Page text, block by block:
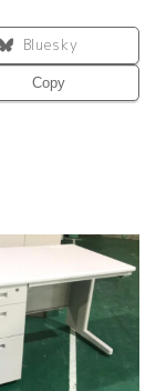
Bluesky
Copy